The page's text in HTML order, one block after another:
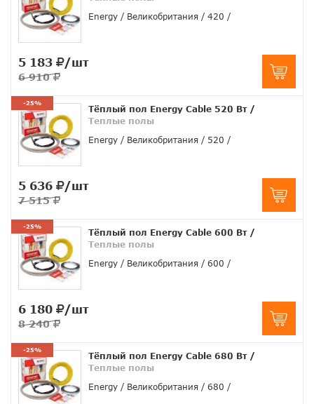
Energy
Великобритания 420
5 183 /шт
6 910
-25%
Тёплый пол Energy Cable 520 Вт/
Теплые полы
Energy
Великобритания 520
5 636 /шт
7 515
-25%
Тёплый пол Energy Cable 600 Вт/
Теплые полы
Energy
Великобритания 600
6 180 /шт
8 240
-25%
Тёплый пол Energy Cable 680 Вт/
Теплые полы
Energy
Великобритания 680